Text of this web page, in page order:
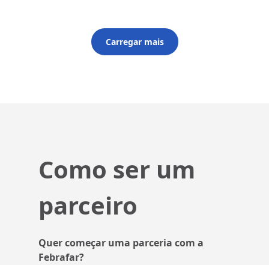
Carregar mais
Como ser um
parceiro
Quer começar uma parceria com a
Febrafar?